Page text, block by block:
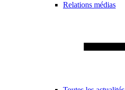
Relations médias